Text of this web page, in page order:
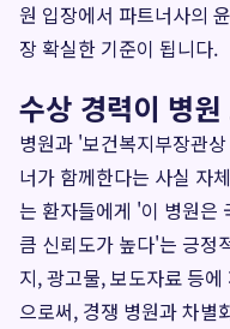
원 입장에서 파트너사의
장 확실한 기준이 됩니다.
수상 경력이 병
병원과 '보건복지부장관
너가 함께한다는 사실 자
는 환자들에게 '이 병원은
큼 신뢰도가 높다'는 긍정
지, 광고물, 보도자료 등
으로써, 경쟁 병원과 차별